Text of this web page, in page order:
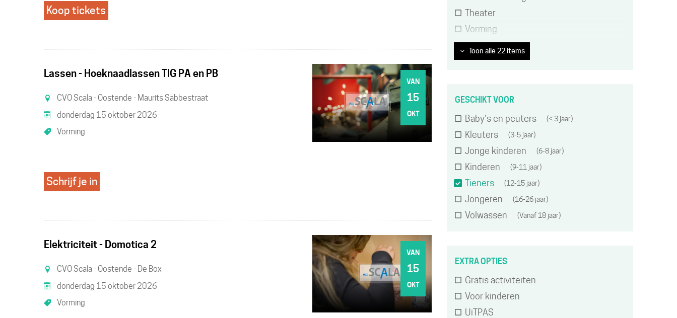
Koop tickets
VAN
DO15
OKT
Lassen - Hoeknaadlassen TIG PA en PB
CVO Scala - Oostende - Maurits Sabbestraat
donderdag 15 oktober 2026
Vorming
Schrijf je in
VAN
DO15
OKT
Elektriciteit - Domotica 2
CVO Scala - Oostende - De Box
donderdag 15 oktober 2026
Vorming
Theater
Vorming
Toon alle 22 items
GESCHIKT VOOR
Baby's en peuters < 3 jaar
Kleuters 3-5 jaar
Jonge kinderen 6-8 jaar
Kinderen 9-11 jaar
Tieners 12-15 jaar
Jongeren 16-26 jaar
Volwassen Vanaf 18 jaar
EXTRA OPTIES
Gratis activiteiten
Voor kinderen
UiTPAS